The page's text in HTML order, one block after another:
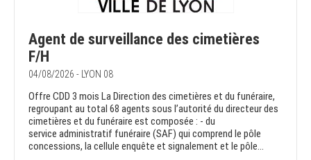
Agent de surveillance des cimetières
F/H
04/08/2026 - LYON 08
Offre CDD 3 mois La Direction des cimetières et du funéraire,
regroupant au total 68 agents sous l’autorité du directeur des
cimetières et du funéraire est composée : - du
service administratif funéraire (SAF) qui comprend le pôle
concessions, la cellule enquête et signalement et le pôle...